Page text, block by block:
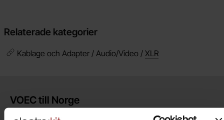
Relaterade kategorier
Kablage och Adapter / Audio/Video / XLR
Kort allmän information
VOEC till Norge
Vi är registrerade för VOEC, vilket innebär at våra norska kunder